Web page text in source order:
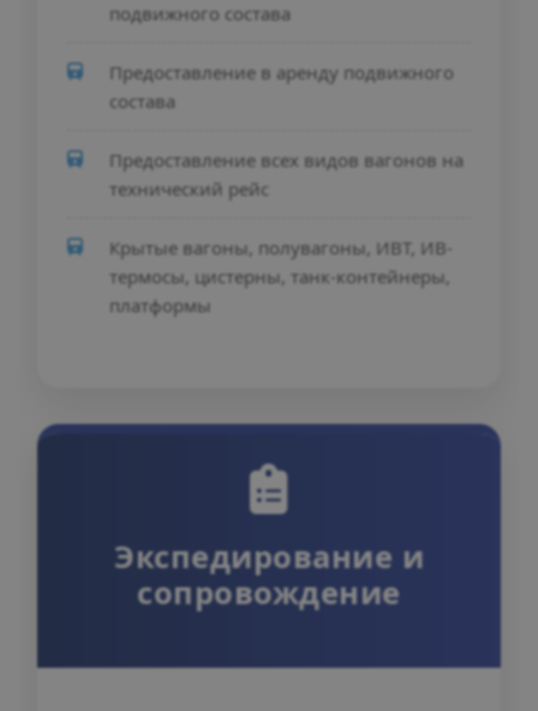
подвижного состава
Предоставление в аренду подвижного
состава
Предоставление всех видов вагонов на
технический рейс
Крытые вагоны, полувагоны, ИВТ, ИВ-
термосы, цистерны, танк-контейнеры,
платформы
Экспедирование и
сопровождение